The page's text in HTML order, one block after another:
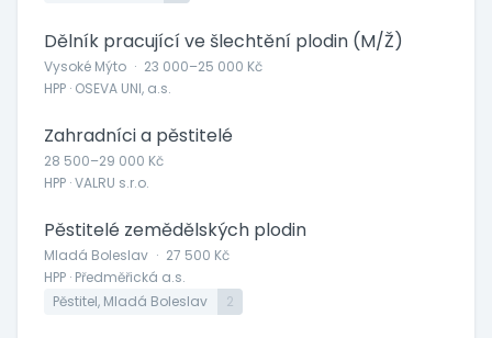
Dělník pracující ve šlechtění plodin (M/Ž)
Vysoké Mýto · 23 000–25 000 Kč
HPP · OSEVA UNI, a.s.
Zahradníci a pěstitelé
28 500–29 000 Kč
HPP · VALRU s.r.o.
Pěstitelé zemědělských plodin
Mladá Boleslav · 27 500 Kč
HPP · Předměřická a.s.
Pěstitel, Mladá Boleslav
2